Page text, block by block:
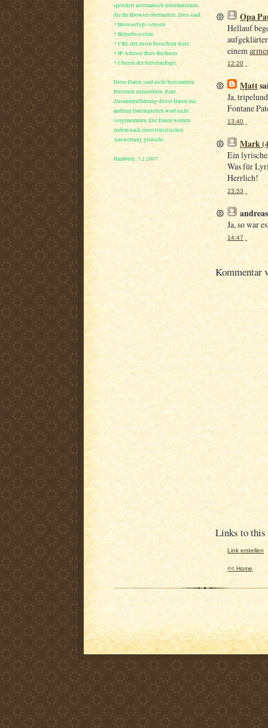
speichert automatisch Informationen,
die Ihr Browser übermittelt. Dies sind:
* Browsertyp/-version
* Betriebssystem
* URL der zuvor besuchten Seite
* IP-Adresse Ihres Rechners
* Uhrzeit der Serveranfrage.
Diese Daten sind nicht bestimmten
Personen zuzuordnen. Eine
Zusammenführung dieser Daten mit
anderen Datenquellen wird nicht
vorgenommen. Die Daten werden
zudem nach einer statistischen
Auswertung gelöscht.
Hamburg, 3.2.2007
Opa
Hellauf
einem
12:20
Matt
Ja,
Fontane
13:40
Mark
Ein
Was für
Herrlich!
23:53
andreas
Ja, so war
14:47
Kommentar
Links to this
Link erstellen
<< Home